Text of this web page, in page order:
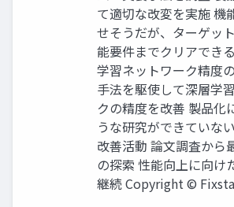
て適切な改変を実施 機
せそうだが、ターゲッ
能要件までクリアでき
学習ネットワーク精度
手法を駆使して深層学
クの精度を改善 製品化
うな研究ができていな
改善活動 論文調査から
の探索 性能向上に向け
継続 Copyright ©